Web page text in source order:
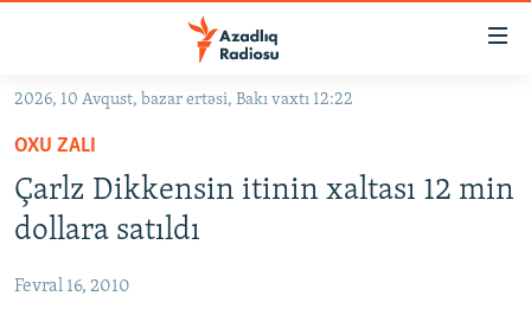
Əsas
qayıt
Əsas
naviqasiyaya
qayıt
Axtarışa
#İZAHLA
KORRUPSIOMETR
FƏRQƏ BAX
2026, 10 Avqust, bazar ertəsi, Bakı vaxtı 12:22
OXU ZALI
Çarlz Dikkensin itinin xaltası 12 min
dollara satıldı
Fevral 16, 2010